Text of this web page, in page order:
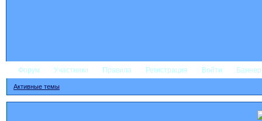
Форум Участники Правила Регистрация Войти
Активные темы